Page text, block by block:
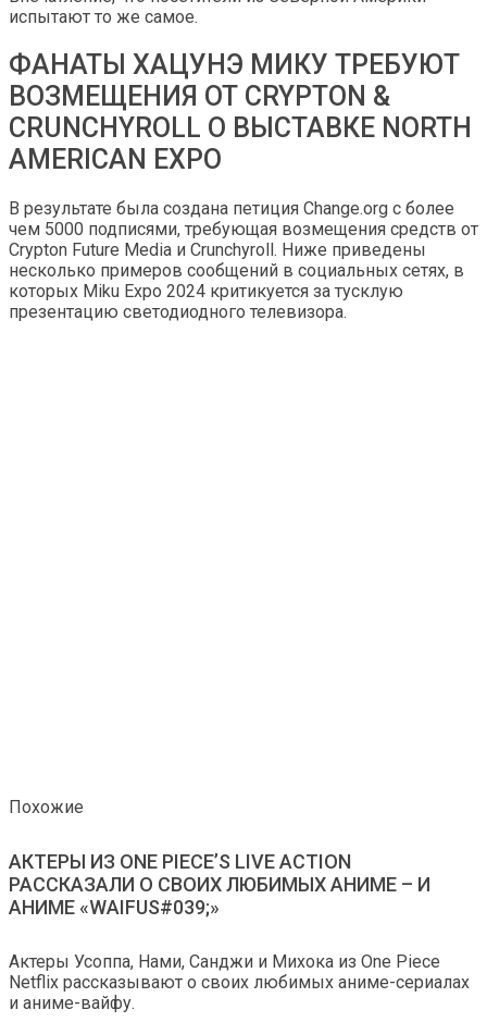
испытают то же самое.
ФАНАТЫ ХАЦУНЭ МИКУ ТРЕБУЮТ
ВОЗМЕЩЕНИЯ ОТ CRYPTON &
CRUNCHYROLL О ВЫСТАВКЕ NORTH
AMERICAN EXPO
В результате была создана петиция Change.org с более
чем 5000 подписями, требующая возмещения средств от
Crypton Future Media и Crunchyroll. Ниже приведены
несколько примеров сообщений в социальных сетях, в
которых Miku Expo 2024 критикуется за тусклую
презентацию светодиодного телевизора.
Похожие
АКТЕРЫ ИЗ ONE PIECE’S LIVE ACTION
РАССКАЗАЛИ О СВОИХ ЛЮБИМЫХ АНИМЕ – И
АНИМЕ «WAIFUS#039;»
Актеры Усоппа, Нами, Санджи и Михока из One Piece
Netflix рассказывают о своих любимых аниме-сериалах
и аниме-вайфу.